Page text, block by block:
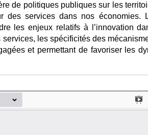
de politiques publiques sur les
services dans nos économies.
les enjeux relatifs à l’innovation
les spécificités des
et permettant de favoriser les